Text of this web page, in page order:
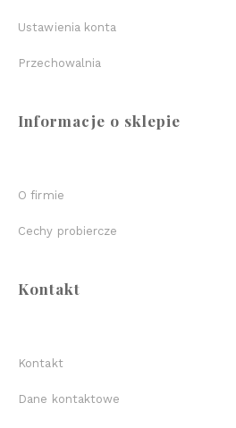
Ustawienia konta
Przechowalnia
Informacje o sklepie
O firmie
Cechy probiercze
Kontakt
Kontakt
Dane kontaktowe